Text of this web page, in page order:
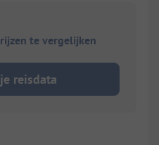
te vergelijken
reisdata